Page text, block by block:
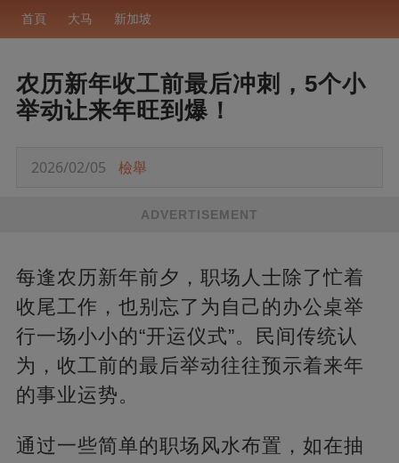
首頁 大马 新加坡
农历新年收工前最后冲刺，5个小
举动让来年旺到爆！
2026/02/05 檢舉
ADVERTISEMENT
每逢农历新年前夕，职场人士除了忙着
收尾工作，也别忘了为自己的办公桌举
行一场小小的“开运仪式”。民间传统认
为，收工前的最后举动往往预示着来年
的事业运势。
通过一些简单的职场风水布置，如在抽